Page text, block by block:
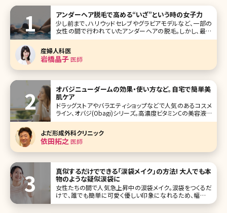
アンダーヘア脱毛で高める“いざ”という時の女子力
少し前まで、ハリウッドセレブやグラビアモデルなど、一部の
女性の間で行われていたアンダーヘアの脱毛。しかし、最近
では一般の女性の間でもVIO脱毛と呼ばれるデリケートゾー
ンを含めたアンダーヘアの脱毛を考える人が増えています。
実際に施術を受けた人からは「快適すぎる!」という声も。ここ
でもはや女性の新しい常
産婦人科医
岩橋晶子医師
オバジニューダームの効果・使い方など。自宅で簡単美
肌ケア
ドラッグストアやバラエティショップなどで人気のあるコスメ
ライン、オバジ(Obagi)シリーズ。高濃度ビタミンCの美容液を
使ったことのある方も多いのではないでしょうか。このオバジ
シリーズのワンランク上のライン、オバジメディカルの中で人
気が高いのが「オバジニューダーム」です。効果が高いもの
の、ダウン
よだ形成外科クリニック
依田拓之 医師
真似するだけでできる「涙袋メイク」の方法! 大人でも本
物のような疑似涙袋に
女性たちの間で人気急上昇中の涙袋メイク。涙袋をつくるだ
けで、誰でも簡単に可愛く優しい印象になれるため、幅広い
年齢層の女性から注目を集めています。しかし、初心者の方